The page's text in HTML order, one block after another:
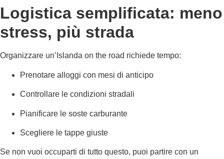
Logistica semplificata: meno
stress, più strada
Organizzare un’Islanda on the road richiede tempo:
Prenotare alloggi con mesi di anticipo
Controllare le condizioni stradali
Pianificare le soste carburante
Scegliere le tappe giuste
Se non vuoi occuparti di tutto questo, puoi partire con un